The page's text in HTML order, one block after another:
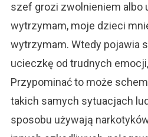
szef grozi zwolnieniem albo
wytrzymam, moje dzieci
wytrzymam. Wtedy pojawia
ucieczkę od trudnych
Przypominać to może
takich samych sytuacjach
sposobu używają